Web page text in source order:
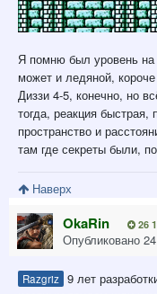
Я помню был уровень на
может и ледяной,
Диззи 4-5, конечно, но
тогда, реакция быстрая,
пространство и
там где секреты были,
Наверх
OkaRin 26
Опубликовано
Razgriz 9 лет